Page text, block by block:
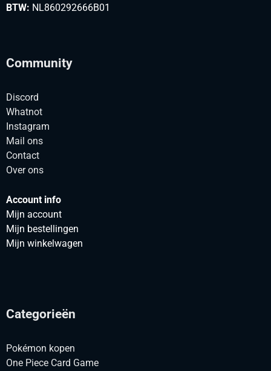
BTW: NL860292666B01
Community
Discord
Whatnot
Instagram
Mail ons
Contact
Over ons
Account info
Mijn account
Mijn bestellingen
Mijn winkelwagen
Categorieën
Pokémon kopen
One Piece Card Game